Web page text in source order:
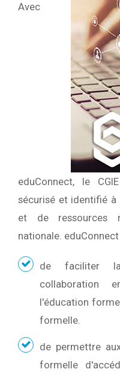
Avec
eduConnect, le
sécurisé et identifié
et de ressources
nationale.
de faciliter
collaboration
l'éducation
formelle.
de permettre
formelle